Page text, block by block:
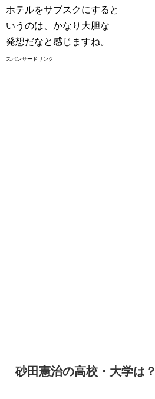
ホテルをサブスクにすると
いうのは、かなり大胆な
発想だなと感じますね。
スポンサードリンク
砂田憲治の高校・大学は？